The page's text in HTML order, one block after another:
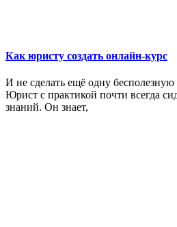
Как юристу создать онлайн-курс
И не сделать ещё одну
Юрист с практикой почти всегда
знаний. Он знает,